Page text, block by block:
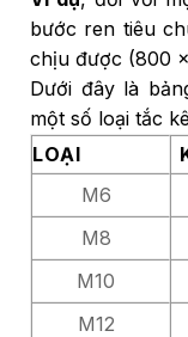
bước ren tiêu
chịu được (800
Dưới đây là
một số loại tắc
LOẠI
M6
M8
M10
M12